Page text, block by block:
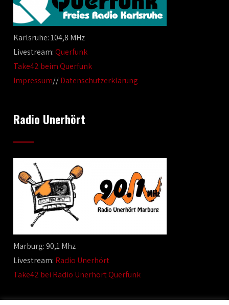
Karlsruhe: 104,8 MHz
Livestream:Querfunk
Take42 beim Querfunk
Impressum//Datenschutzerklärung
Radio Unerhört
Marburg: 90,1 Mhz
Livestream: Radio Unerhört
Take42 bei Radio Unerhört Querfunk